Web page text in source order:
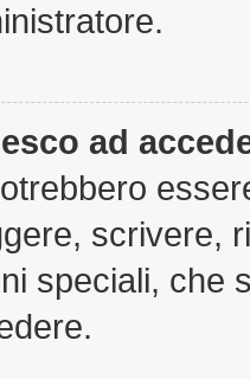
ad
scrivere,
speciali, che